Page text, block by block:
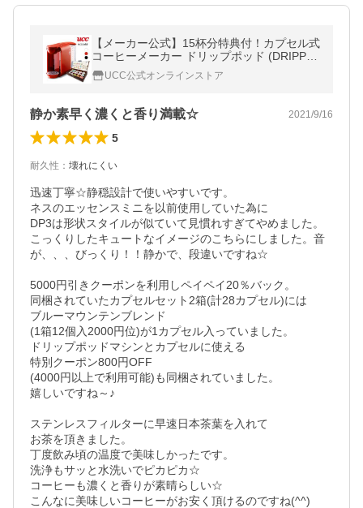
【メーカー公式】15杯分特典付！カプセル式
コーヒーメーカー ドリップポッド (DRIPPO
D) DP2 ドリップコーヒーマシン
UCC公式オンラインストア
静か素早く濃くと香り満載☆ 2021/9/16
5
耐久性 ： 壊れにくい
迅速丁寧☆静穏設計で使いやすいです。
ネスのエッセンスミニを以前使用していた為に
DP3は形状スタイルが似ていて見慣れすぎてやめました。
こっくりしたキュートなイメージのこちらにしました。音
が、、、びっくり！！静かで、段違いですね☆
5000円引きクーポンを利用しペイペイ20％バック。
同梱されていたカプセルセット2箱(計28カプセル)には
ブルーマウンテンブレンド
(1箱12個入2000円位)が1カプセル入っていました。
ドリップポッドマシンとカプセルに使える
特別クーポン800円OFF
(4000円以上で利用可能)も同梱されていました。
嬉しいですね～♪
ステンレスフィルターに早速日本茶葉を入れて
お茶を頂きました。
丁度飲み頃の温度で美味しかったです。
洗浄もサッと水洗いでピカピカ☆
コーヒーも濃くと香りが素晴らしい☆
こんなに美味しいコーヒーがお安く頂けるのですね(^^)